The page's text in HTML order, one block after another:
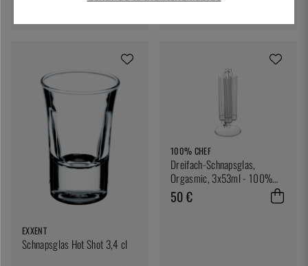
EXXENT
Schnapsglas Hot Shot 3,4 cl
100% CHEF
Dreifach-Schnapsglas,
Orgasmic, 3x53ml - 100%
Chef
50 €